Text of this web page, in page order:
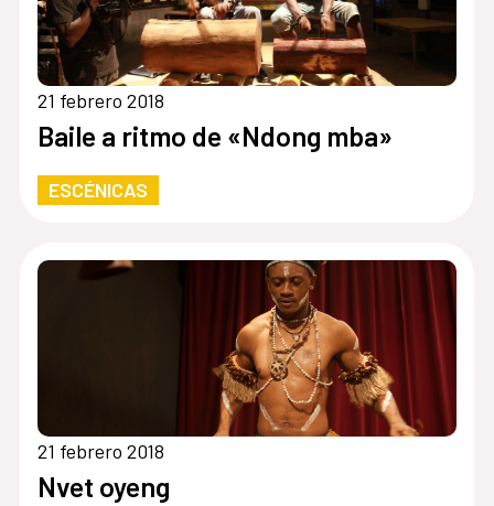
21 febrero 2018
Baile a ritmo de «Ndong mba»
ESCÉNICAS
21 febrero 2018
Nvet oyeng